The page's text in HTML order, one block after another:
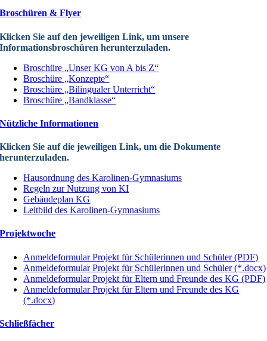
Broschüren & Flyer
Klicken Sie auf den jeweiligen Link, um unsere
Informationsbroschüren herunterzuladen.
Broschüre „Unser KG von A bis Z“
Broschüre „Konzepte“
Broschüre „Bilingualer Unterricht“
Broschüre „Bandklasse“
Nützliche Informationen
Klicken Sie auf die jeweiligen Link, um die Dokumente
herunterzuladen.
Hausordnung des Karolinen-Gymnasiums
Regeln zur Nutzung von KI
Gebäudeplan KG
Leitbild des Karolinen-Gymnasiums
Projektwoche
Anmeldeformular Projekt für Schülerinnen und Schüler (PDF)
Anmeldeformular Projekt für Schülerinnen und Schüler (*.docx)
Anmeldeformular Projekt für Eltern und Freunde des KG (PDF)
Anmeldeformular Projekt für Eltern und Freunde des KG
(*.docx)
Schließfächer